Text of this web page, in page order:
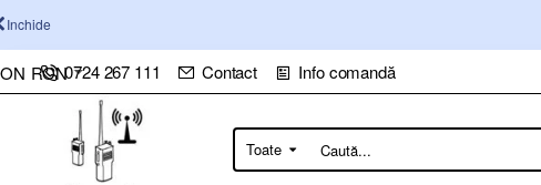
Inchide
0724 267 111 Contact Info comandă
RON
Toate
Caută...